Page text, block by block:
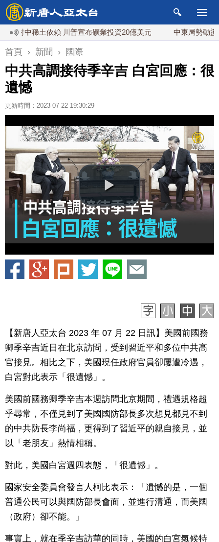
稀土依賴 川普宣布礦業投資20億美元 中東局勢動盪 土耳
首頁 › 新聞 › 國際
中共高調接待季辛吉 白宮回應：很
遺憾
更新時間：2023-07-22 19:30:29
【新唐人亞太台 2023 年 07 月 22 日訊】美國前國務
卿季辛吉近日在北京訪問，受到習近平和多位中共高
官接見。相比之下，美國現任政府官員卻屢遭冷遇，
白宮對此表示「很遺憾」。
美國前國務卿季辛吉本週訪問北京期間，禮遇規格超
乎尋常，不僅見到了美國國防部長多次想見都見不到
的中共防長李尚福，更得到了習近平的親自接見，並
以「老朋友」熱情相稱。
對此，美國白宮週四表態，「很遺憾」。
國家安全委員會發言人柯比表示：「遺憾的是，一個
普通公民可以與國防部長會面，並進行溝通，而美國
（政府）卻不能。」
事實上，就在季辛吉訪華的同時，美國的白宮氣候特